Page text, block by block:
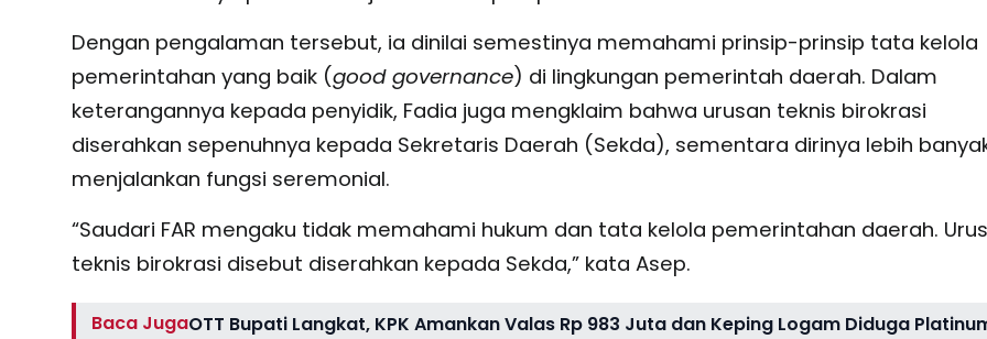
Dengan pengalaman tersebut, ia dinilai semestinya memahami prinsip-prinsip tata kelola
pemerintahan yang baik (good governance) di lingkungan pemerintah daerah. Dalam
keterangannya kepada penyidik, Fadia juga mengklaim bahwa urusan teknis birokrasi
diserahkan sepenuhnya kepada Sekretaris Daerah (Sekda), sementara dirinya lebih
menjalankan fungsi seremonial.
“Saudari FAR mengaku tidak memahami hukum dan tata kelola pemerintahan daerah.
teknis birokrasi disebut diserahkan kepada Sekda,” kata Asep.
Baca JugaOTT Bupati Langkat, KPK Amankan Valas Rp 983 Juta dan Keping Logam Diduga